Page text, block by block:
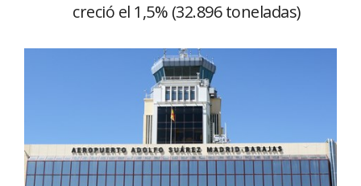
creció el 1,5% (32.896 toneladas)